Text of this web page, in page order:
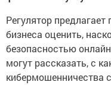
Регулятор
бизнеса оценить,
безопасностью
могут рассказать, с
кибермошенничества